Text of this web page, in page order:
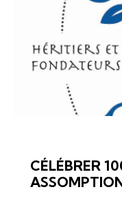
CÉLÉBRER